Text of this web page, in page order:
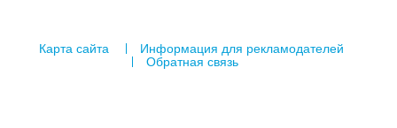
Карта сайта
Информация для рекламодателей
Обратная связь